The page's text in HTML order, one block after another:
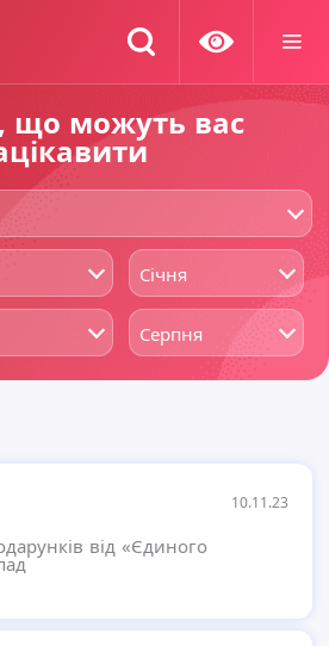
що можуть вас
Січня
Серпня
10.11.23
від «Єдиного